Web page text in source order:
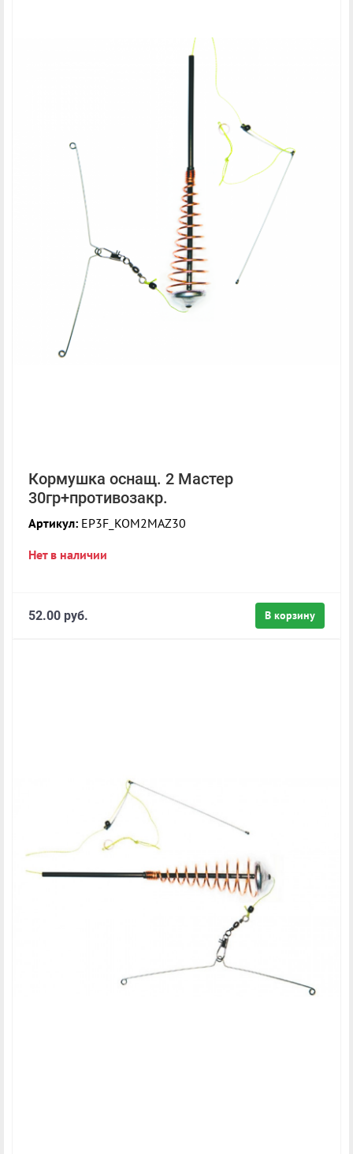
Кормушка оснащ. 2 Мастер
30гр+противозакр.
Артикул: EP3F_KOM2MAZ30
Нет в наличии
В корзину
52.00 руб.